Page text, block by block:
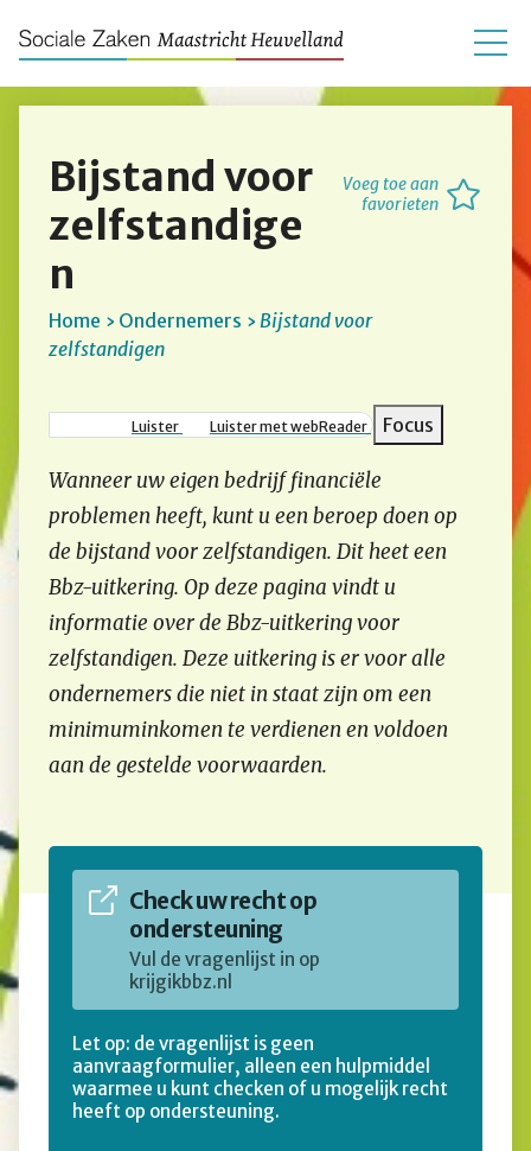
Voeg toe aan
favorieten
Bijstand voor
zelfstandige
n
Home Ondernemers
Bijstand voor
zelfstandigen
Luister Luister met webReader Focus
Wanneer uw eigen bedrijf financiële
problemen heeft, kunt u een beroep doen op
de bijstand voor zelfstandigen. Dit heet een
Bbz-uitkering. Op deze pagina vindt u
informatie over de Bbz-uitkering voor
zelfstandigen. Deze uitkering is er voor alle
ondernemers die niet in staat zijn om een
minimuminkomen te verdienen en voldoen
aan de gestelde voorwaarden.
Check uw recht op
ondersteuning
Vul de vragenlijst in op
krijgikbbz.nl
Let op: de vragenlijst is geen
aanvraagformulier, alleen een hulpmiddel
waarmee u kunt checken of u mogelijk recht
heeft op ondersteuning.